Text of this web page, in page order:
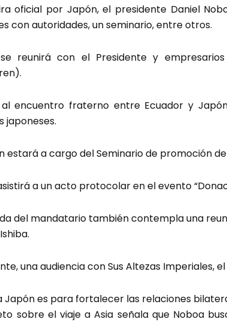
oficial por Japón, el presidente Daniel
con autoridades, un seminario, entre otros.
reunirá con el Presidente y
al encuentro fraterno entre Ecuador y
japoneses.
estará a cargo del Seminario de promoción
a un acto protocolar en el evento
del mandatario también contempla una
una audiencia con Sus Altezas Imperiales,
Japón es para fortalecer las relaciones
sobre el viaje a Asia señala que Noboa